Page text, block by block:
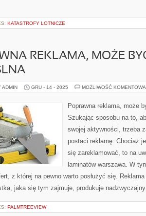
KATASTROFY LOTNICZE
REKLAMA, MOŻE
ADMIN GRU - 14 - 2025 MOŻLIWOŚĆ
Poprawna reklama, może
Szukając sposobu na to,
swojej aktywności, trzeba
postaci reklamę. Chociaż
się zareklamować, to na
laminatów warszawa. W
z której na pewno warto posłużyć się.
jaka się tym zajmuje, produkuje
PALMTREEVIEW